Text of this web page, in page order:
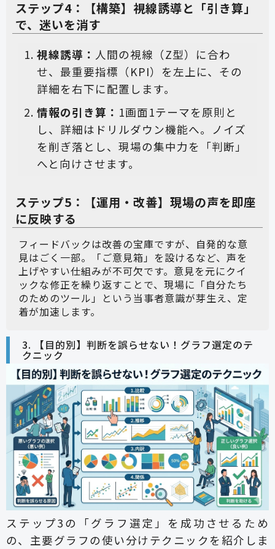
ステップ4：【構築】視線誘導と「引き算」
で、迷いを消す
視線誘導： 人間の視線（Z型）に合わ
せ、最重要指標（KPI）を左上に、その
詳細を右下に配置します。
情報の引き算： 1画面1テーマを原則と
し、詳細はドリルダウン機能へ。ノイズ
を削ぎ落とし、現場の集中力を「判断」
へと向けさせます。
ステップ5：【運用・改善】現場の声を即座
に反映する
フィードバックは改善の宝庫ですが、自発的な意
見はごく一部。「ご意見箱」を設けるなど、声を
上げやすい仕組みが不可欠です。意見を元にクイ
ックな修正を繰り返すことで、現場に「自分たち
のためのツール」という当事者意識が芽生え、定
着が加速します。
3. 【目的別】判断を誤らせない！グラフ選定のテ
クニック
ステップ3の「グラフ選定」を成功させるため
の、主要グラフの使い分けテクニックを紹介しま